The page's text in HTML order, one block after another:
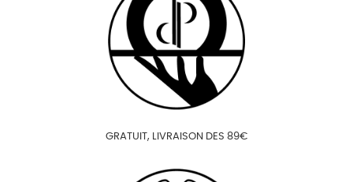
GRATUIT, LIVRAISON DES 89€